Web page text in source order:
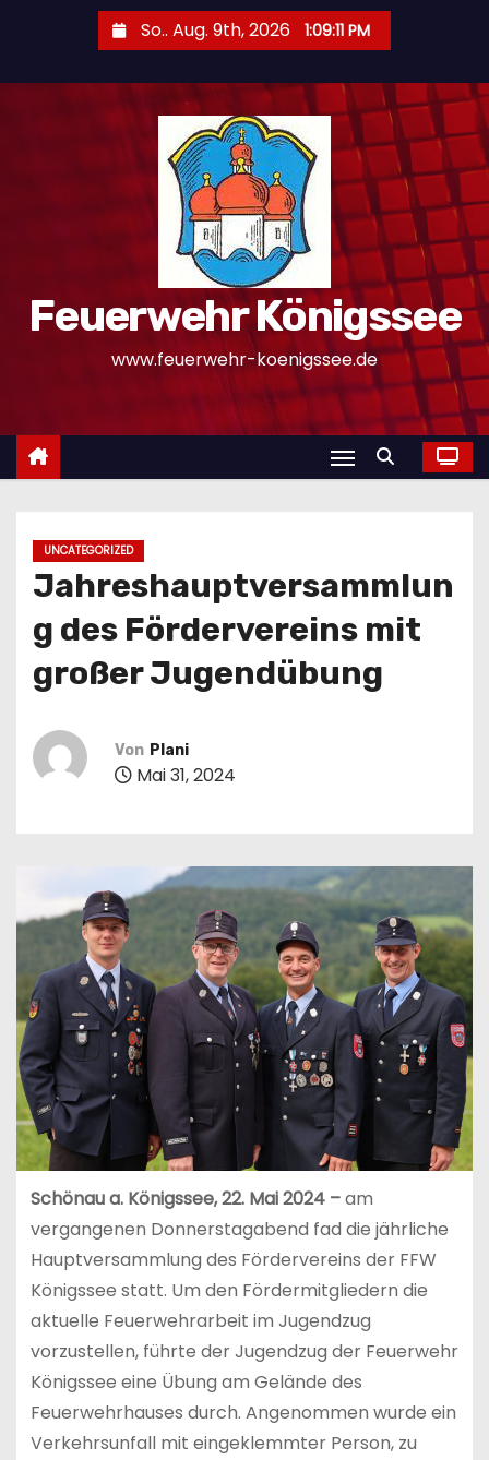
g
So.. Aug. 9th, 2026 1:09:12 PM
Feuerwehr Königssee
www.feuerwehr-koenigssee.de
UNCATEGORIZED
Jahreshauptversammlun
g des Fördervereins mit
großer Jugendübung
Von Plani
Mai 31, 2024
Schönau a. Königssee, 22. Mai 2024 –am
vergangenen Donnerstagabend fad die jährliche
Hauptversammlung des Fördervereins der FFW
Königssee statt. Um den Fördermitgliedern die
aktuelle Feuerwehrarbeit im Jugendzug
vorzustellen, führte der Jugendzug der Feuerwehr
Königssee eine Übung am Gelände des
Feuerwehrhauses durch. Angenommen wurde ein
Verkehrsunfall mit eingeklemmter Person, zu